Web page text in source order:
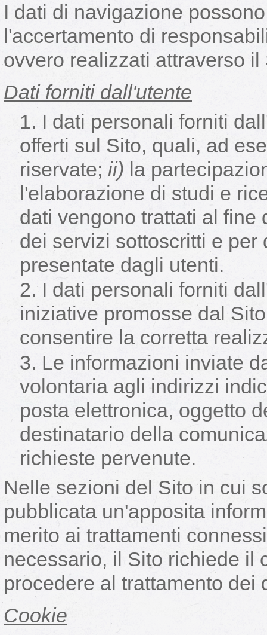
I dati di navigazione
l'accertamento di
ovvero realizzati attraverso il
Dati forniti dall'utente
I dati personali forniti
offerti sul Sito, quali, ad
riservate; ii) la
l'elaborazione di studi e
dati vengono trattati al fine
dei servizi sottoscritti e
presentate dagli utenti.
I dati personali forniti
iniziative promosse dal
consentire la corretta
Le informazioni inviate
volontaria agli indirizzi
posta elettronica, oggetto
destinatario della
richieste pervenute.
Nelle sezioni del Sito in cui
pubblicata un'apposita
merito ai trattamenti
necessario, il Sito richiede il
procedere al trattamento dei
Cookie